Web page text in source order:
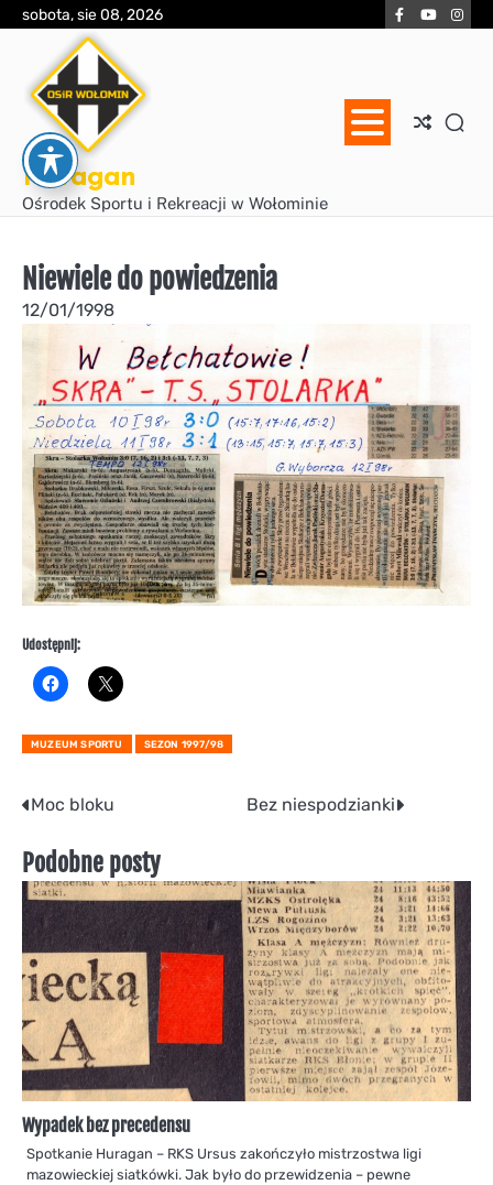
Skip
content
sobota, sie 08, 2026 Facebook
YouTube
Huragan
Ośrodek Sportu i Rekreacji w Wołominie
Niewiele do powiedzenia
12/01/1998
Udostępnij:
MUZEUM SPORTU SEZON 1997/98
Nawigacja
wpisu
Moc bloku Bez niespodzianki
Podobne posty
Wypadek bez precedensu
Spotkanie Huragan – RKS Ursus zakończyło mistrzostwa ligi
mazowieckiej siatkówki. Jak było do przewidzenia – pewne